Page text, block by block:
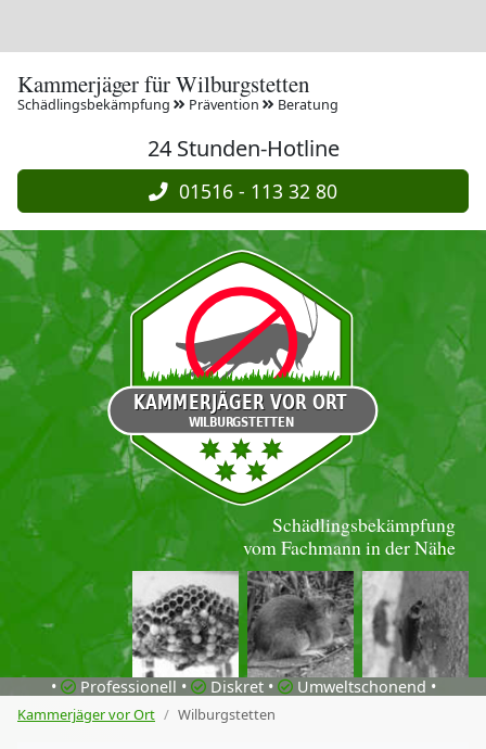
Kammerjäger für Wilburgstetten
Schädlingsbekämpfung Prävention Beratung
24 Stunden-Hotline
01516 - 113 32 80
Schädlingsbekämpfung
vom Fachmann in der Nähe
• Professionell • Diskret • Umweltschonend •
Kammerjäger vor Ort Wilburgstetten